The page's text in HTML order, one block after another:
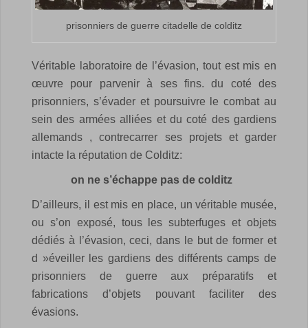
prisonniers de guerre citadelle de colditz
Véritable laboratoire de l’évasion, tout est mis en
œuvre pour parvenir à ses fins. du coté des
prisonniers, s’évader et poursuivre le combat au
sein des armées alliées et du coté des gardiens
allemands , contrecarrer ses projets et garder
intacte la réputation de Colditz:
on ne s’échappe pas de colditz
D’ailleurs, il est mis en place, un véritable musée,
ou s’on exposé, tous les subterfuges et objets
dédiés à l’évasion, ceci, dans le but de former et
d »éveiller les gardiens des différents camps de
prisonniers de guerre aux préparatifs et
fabrications d’objets pouvant faciliter des
évasions.